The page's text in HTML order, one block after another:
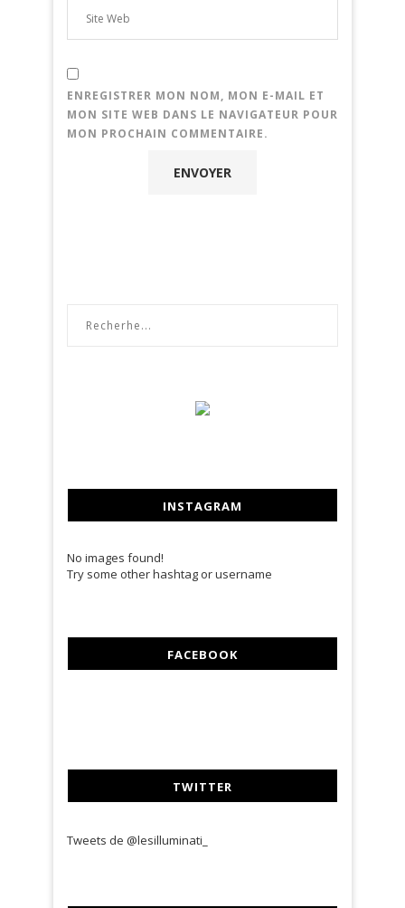
ENREGISTRER MON NOM, MON E-MAIL ET
MON SITE WEB DANS LE NAVIGATEUR POUR
MON PROCHAIN COMMENTAIRE.
INSTAGRAM
No images found!
Try some other hashtag or username
FACEBOOK
TWITTER
Tweets de @lesilluminati_